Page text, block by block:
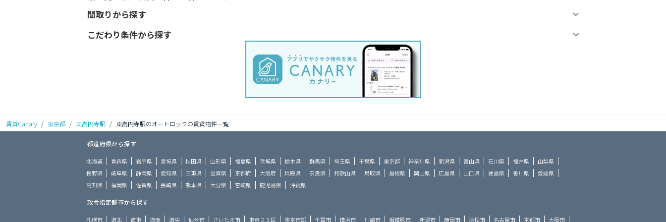
間取りから探す
こだわり条件から探す
賃貸Canary / 東京都 / 東高円寺駅 / 東高円寺駅のオートロックの賃貸物件一覧
都道府県から探す
北海道 青森県 岩手県 宮城県 秋田県 山形県 福島県 茨城県 栃木県 群馬県 埼玉県 千葉県 東京都 神奈川県 新潟県 富山県 石川県 福井県
山梨県
長野県
岐阜県 静岡県 愛知県 三重県 滋賀県 京都府 大阪府 兵庫県 奈良県 和歌山県 鳥取県 島根県 岡山県 広島県 山口県 徳島県 香川県
愛媛県
高知県
福岡県 佐賀県 長崎県 熊本県 大分県 宮崎県 鹿児島県 沖縄県
政令指定都市から探す
札幌市 道北 道東 道南 道央 仙台市 さいたま市 東京２３区 東京市部 千葉市 横浜市 川崎市 相模原市 新潟市 静岡市 浜松市 名古屋市 京都市 大阪市